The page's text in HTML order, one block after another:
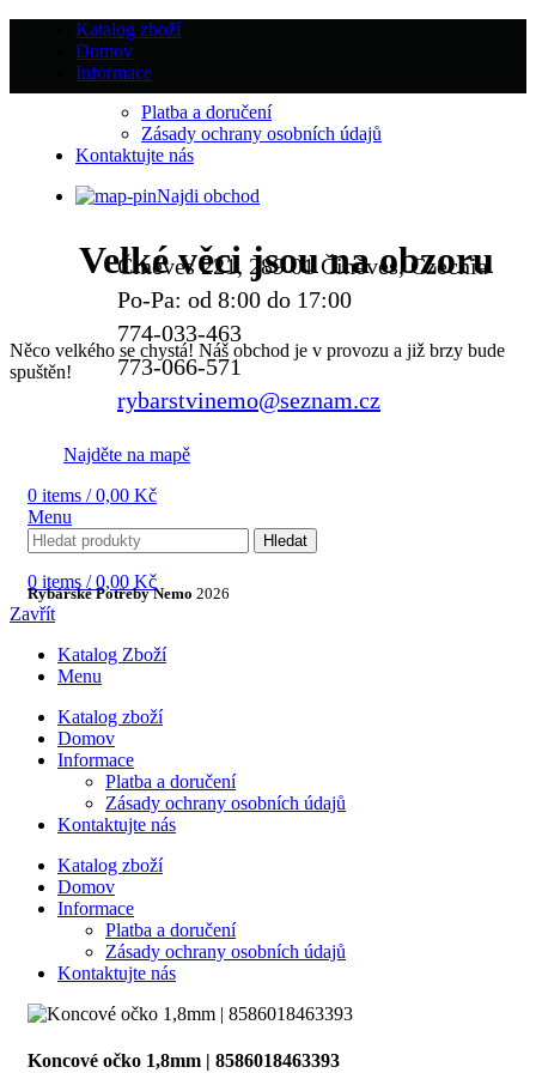
Katalog zboží
Domov
Informace
Platba a doručení
Zásady ochrany osobních údajů
Kontaktujte nás
Najdi obchod
Činěves 221, 289 01 Činěves, Czechia
Po-Pa: od 8:00 do 17:00
774-033-463
773-066-571
rybarstvinemo@seznam.cz
Najděte na mapě
0 items / 0,00 Kč
Menu
Hledat
0 items / 0,00 Kč
Velké věci jsou na obzoru
Něco velkého se chystá! Náš obchod je v provozu a již brzy bude
spuštěn!
Rybářské Potřeby Nemo 2026
Zavřít
Katalog Zboží
Menu
Katalog zboží
Domov
Informace
Platba a doručení
Zásady ochrany osobních údajů
Kontaktujte nás
Katalog zboží
Domov
Informace
Platba a doručení
Zásady ochrany osobních údajů
Kontaktujte nás
Koncové očko 1,8mm | 8586018463393